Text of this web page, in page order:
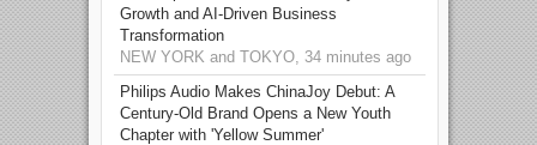
Growth and AI-Driven Business
Transformation
NEW YORK and TOKYO, 34 minutes ago
Philips Audio Makes ChinaJoy Debut: A
Century-Old Brand Opens a New Youth
Chapter with 'Yellow Summer'